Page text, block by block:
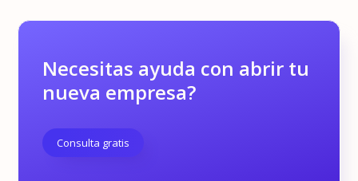
Necesitas ayuda con abrir tu
nueva empresa?
Consulta gratis